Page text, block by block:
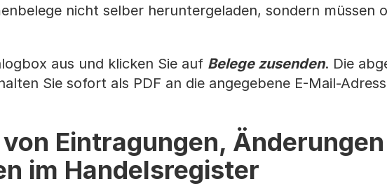
nicht selber heruntergeladen, sondern müssen
aus und klicken Sie auf Belege zusenden. Die
Sie sofort als PDF an die angegebene E-Mail-
Eintragungen,
im Handelsregister